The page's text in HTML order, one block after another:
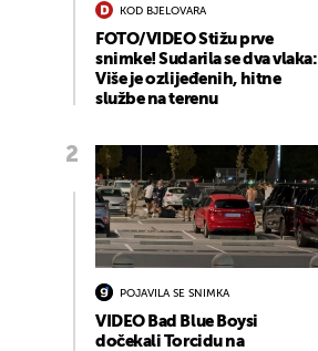
KOD BJELOVARA
FOTO/VIDEO Stižu prve
snimke! Sudarila se dva vlaka:
Više je ozlijeđenih, hitne
službe na terenu
POJAVILA SE SNIMKA
VIDEO Bad Blue Boysi
dočekali Torcidu na